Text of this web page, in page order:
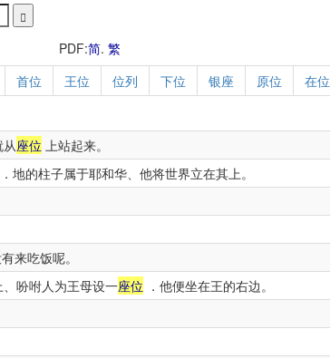
PDF:简. 繁
首位 王位 位列 下位 银座 原位 在位
座位 上站起来。
．地的柱子属于耶和华、他将世界立在其上。
来吃饭呢。
吩咐人为王母设一座位 ．他便坐在王的右边。